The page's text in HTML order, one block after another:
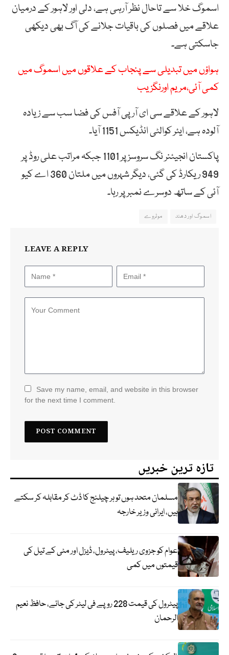
اسموگ خلا سے تاحال نظر آرہی ہے، دلی اور لاہور کے درمیان
علاقے میں فصلوں کی باقیات جلانے کی آگ بھی دیکھی
جاسکتی ہے۔
ہواؤں میں تبدیلی سے پنجاب کے علاقوں میں اسموگ میں
کمی آئی،مریم اورنگزیب
لاہور کے علاقے سی ای آر پی آفس کی فضا سب سے زیادہ
آلودہ ہے، ایئر کوالٹی انڈیکس 1151 آیا۔
پاکستان انجیئنر نگ سروسز پر 1101 جبکہ مراتب علی روڈ پر
949 ریکارڈ کی گئی، دیگر شہروں میں ملتان 360 اے کیو
آئی کے ساتھ دوسرے نمبر پر رہا۔
اسموگ اور دھند موٹروے
LEAVE A REPLY
Save my name, email, and website in this browser
for the next time I comment.
تازہ ترین خبریں
مسلمان متحد ہوں تو ہر چیلنج کا ڈٹ کر مقابلہ کر سکتے
ہیں، ایرانی وزیر خارجہ
عوام کو جزوی ریلیف، پیٹرول، ڈیزل اور مٹی کے تیل کی
قیمتوں میں کمی
پیٹرول کی قیمت 228 روپے فی لیٹر کی جائے، حافظ نعیم
الرحمان